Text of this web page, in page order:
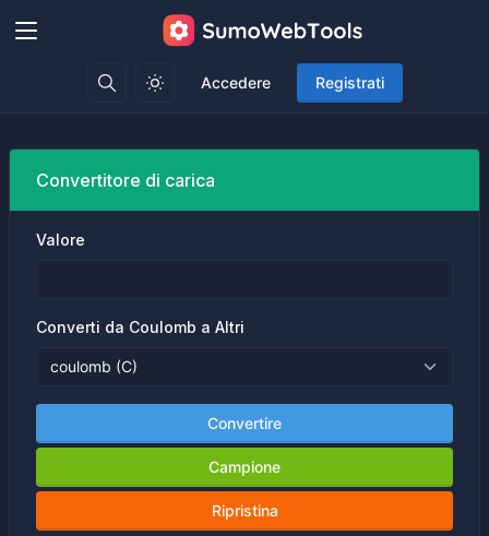
Accedere Registrati
Convertitore di carica
Valore
Converti da Coulomb a Altri
Convertire
Campione
Ripristina